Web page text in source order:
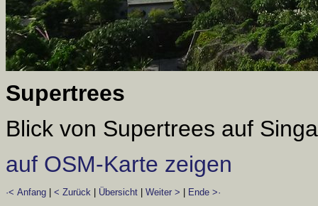
Supertrees
Blick von Supertrees auf
auf OSM-Karte zeigen
·< Anfang < Zurück Übersicht Weiter > Ende >·